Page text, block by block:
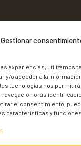
Gestionar
experiencias, utilizamos
y/o acceder a la
tecnologías nos
o las
el consentimiento,
características y funciones.